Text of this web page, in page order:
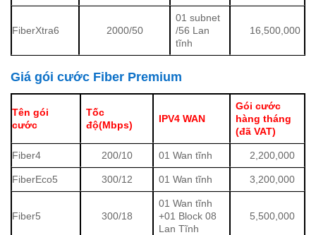
FiberXtra6 2000/50
01 subnet
/56 Lan
tĩnh
16,500,000
Giá gói cước Fiber Premium
Tên gói
cước
Tốc
độ(Mbps)
IPV4 WAN
Gói cước
hàng tháng
(đã VAT)
Fiber4 200/10 01 Wan tĩnh 2,200,000
FiberEco5 300/12 01 Wan tĩnh 3,200,000
Fiber5 300/18
01 Wan tĩnh
+01 Block 08
Lan Tĩnh
5,500,000